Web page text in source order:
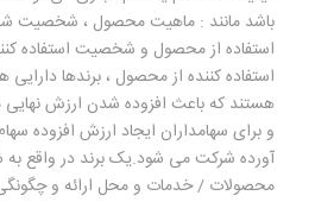
باشد مانند : ماهیت محصول ،
استفاده از محصول و شخصیت استفاده
استفاده کننده از محصول ، برندها
هستند که باعث افزوده شدن ارزش
و برای سهامداران ایجاد ارزش افزوده
آورده شرکت می شود.یک برند در واقع
محصولات / خدمات و محل ارائه و